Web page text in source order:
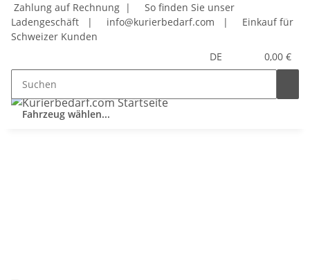
Zahlung auf Rechnung |
So finden Sie unser
Ladengeschäft
| info@kurierbedarf.com |
Einkauf für
Schweizer Kunden
DE
0,00 €
Fahrzeug wählen...